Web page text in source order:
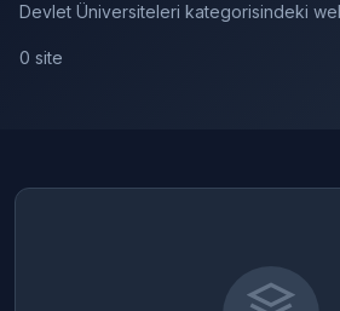
Devlet Üniversiteleri kategorisindeki
0 site